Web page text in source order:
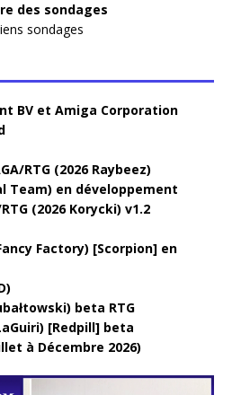
des sondages
sondages
BV et Amiga Corporation
RTG (2026 Raybeez)
Team) en développement
(2026 Korycki) v1.2
Factory) [Scorpion] en
beta RTG
[Redpill] beta
à Décembre 2026)